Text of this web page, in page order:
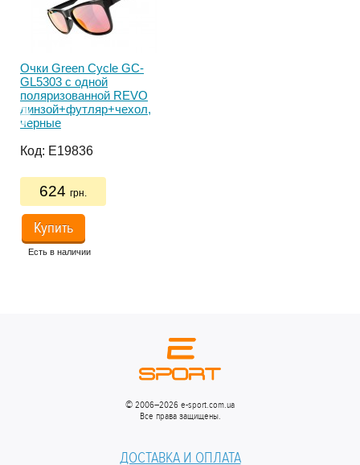
Очки Green Cycle GC-
GL5303 с одной
поляризованной REVO
линзой+футляр+чехол,
черные
Код: E19836
624 грн.
Купить
Есть в наличии
© 2006–2026 e-sport.com.ua
Все права защищены.
ДОСТАВКА И ОПЛАТА